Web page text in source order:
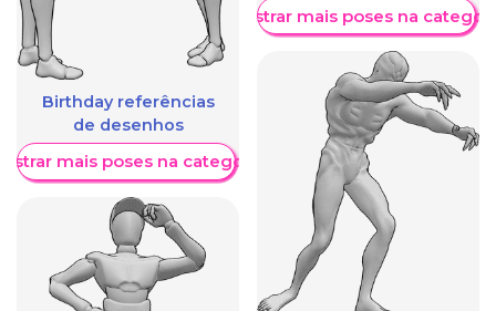
Birthday referências
de desenhos
mais poses na categoria
Mostrar mais poses na